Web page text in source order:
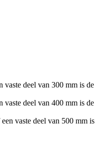
vaste deel van 300 mm is de
vaste deel van 400 mm is de
vaste deel van 500 mm is